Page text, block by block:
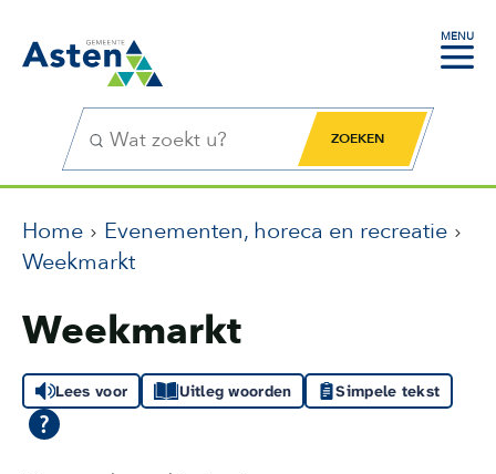
MENU
Zoekfunctie Zoekknop
Home
Evenementen, horeca en recreatie
Weekmarkt
Weekmarkt
Lees voor Uitleg woorden Simpele tekst